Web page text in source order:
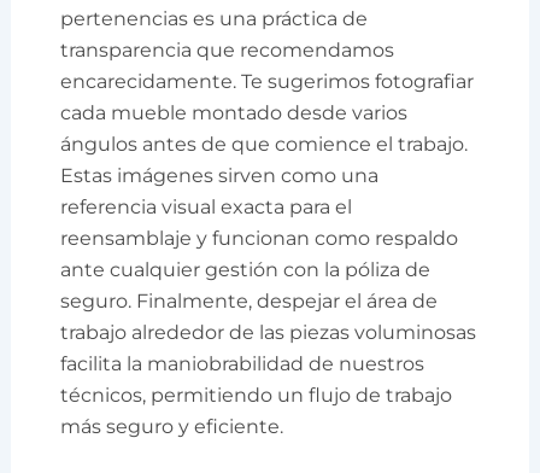
pertenencias es una práctica de
transparencia que recomendamos
encarecidamente. Te sugerimos fotografiar
cada mueble montado desde varios
ángulos antes de que comience el trabajo.
Estas imágenes sirven como una
referencia visual exacta para el
reensamblaje y funcionan como respaldo
ante cualquier gestión con la póliza de
seguro. Finalmente, despejar el área de
trabajo alrededor de las piezas voluminosas
facilita la maniobrabilidad de nuestros
técnicos, permitiendo un flujo de trabajo
más seguro y eficiente.